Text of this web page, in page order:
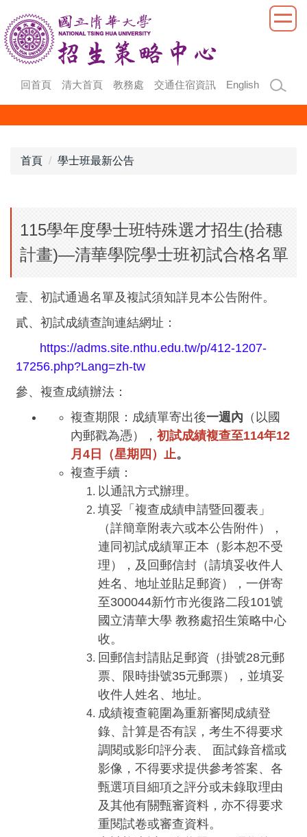
到
主
要
回首頁 清大首頁 教務處 交通住宿資訊 English
首頁 學士班最新公告
115學年度學士班特殊選才招生(拾穗
計畫)—清華學院學士班初試合格名單
壹、初試通過名單及複試須知詳見本公告附件。
貳、初試成績查詢連結網址：
https://adms.site.nthu.edu.tw/p/412-1207-
17256.php?Lang=zh-tw
參、複查成績辦法：
複查期限：成績單寄出後一週內 （以國
內郵戳為憑）， 初試成績複查至114年12
月 4 日（星期四）止。
複查手續：
以通訊方式辦理。
填妥「複查成績申請暨回覆表」
（詳簡章附表六或本公告附件），
連同初試成績單正本（影本恕不受
理），及回郵信封（請填妥收件人
姓名、地址並貼足郵資），一併寄
至300044新竹市光復路二段101號
國立清華大學 教務處招生策略中心
收。
回郵信封請貼足郵資（掛號28元郵
票、限時掛號35元郵票），並填妥
收件人姓名、地址。
成績複查範圍為重新審閱成績登
錄、計算是否有誤，考生不得要求
調閱或影印評分表、 面試錄音檔或
影像，不得要求提供參考答案、各
甄選項目細項之評分或未錄取理由
及其他有關甄審資料，亦不得要求
重閱試卷或審查資料。